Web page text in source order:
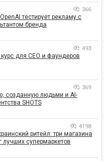
366
тестирует рекламу с
бренда
493
для CEO и фаундеров
369
созданную людьми и AI-
SHOTS
4198
ритейл: три магазина
лучших супермаркетов